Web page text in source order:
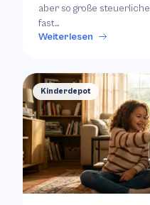
aber so große
fast…
Weiterlesen
Kinderdepot